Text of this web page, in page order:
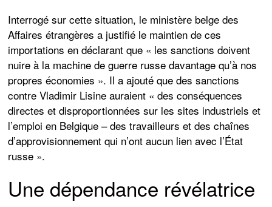
Interrogé sur cette situation, le ministère belge des
Affaires étrangères a justifié le maintien de ces
importations en déclarant que « les sanctions doivent
nuire à la machine de guerre russe davantage qu’à nos
propres économies ». Il a ajouté que des sanctions
contre Vladimir Lisine auraient « des conséquences
directes et disproportionnées sur les sites industriels et
l’emploi en Belgique – des travailleurs et des chaînes
d’approvisionnement qui n’ont aucun lien avec l’État
russe ».
Une dépendance révélatrice